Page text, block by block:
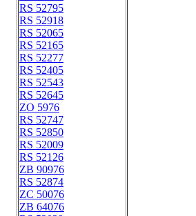
RS 52795
RS 52918
RS 52065
RS 52165
RS 52277
RS 52405
RS 52543
RS 52645
ZO 5976
RS 52747
RS 52850
RS 52009
RS 52126
ZB 90976
RS 52874
ZC 50076
ZB 64076